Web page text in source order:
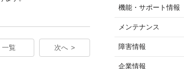
一覧 次へ
機能・サポート情報
メンテナンス
障害情報
企業情報